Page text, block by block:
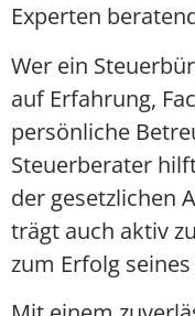
Experten
Wer ein
auf Erfahrung,
persönliche
Steuerberater
der gesetzlichen
trägt auch aktiv
zum Erfolg